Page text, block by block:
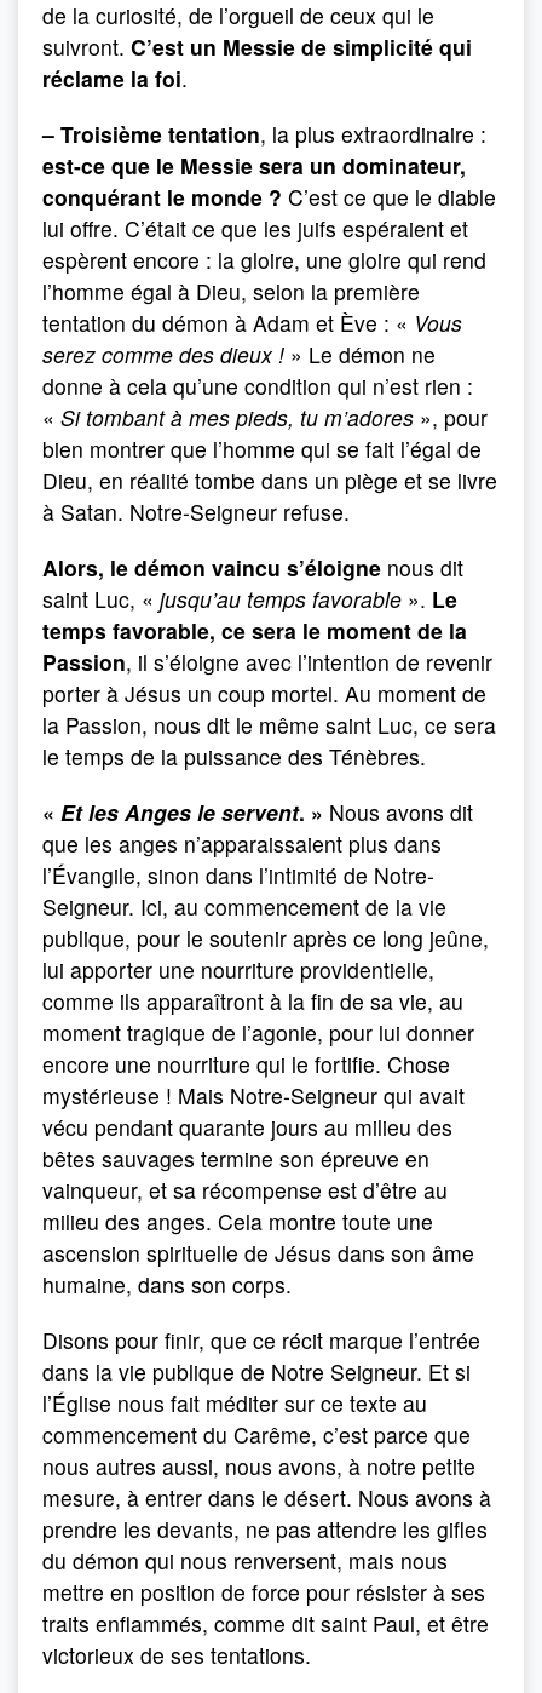
de la curiosité, de l’orgueil de ceux qui le
suivront. C’est un Messie de simplicité qui
réclame la foi.
– Troisième tentation, la plus extraordinaire :
est-ce que le Messie sera un dominateur,
conquérant le monde ? C’est ce que le diable
lui offre. C’était ce que les juifs espéraient et
espèrent encore : la gloire, une gloire qui rend
l’homme égal à Dieu, selon la première
tentation du démon à Adam et Ève : « Vous
serez comme des dieux ! » Le démon ne
donne à cela qu’une condition qui n’est rien :
« Si tombant à mes pieds, tu m’adores », pour
bien montrer que l’homme qui se fait l’égal de
Dieu, en réalité tombe dans un piège et se livre
à Satan. Notre-Seigneur refuse.
Alors, le démon vaincu s’éloigne nous dit
saint Luc, « jusqu’au temps favorable ». Le
temps favorable, ce sera le moment de la
Passion, il s’éloigne avec l’intention de revenir
porter à Jésus un coup mortel. Au moment de
la Passion, nous dit le même saint Luc, ce sera
le temps de la puissance des Ténèbres.
« Et les Anges le servent. » Nous avons dit
que les anges n’apparaissaient plus dans
l’Évangile, sinon dans l’intimité de Notre-
Seigneur. Ici, au commencement de la vie
publique, pour le soutenir après ce long jeûne,
lui apporter une nourriture providentielle,
comme ils apparaîtront à la fin de sa vie, au
moment tragique de l’agonie, pour lui donner
encore une nourriture qui le fortifie. Chose
mystérieuse ! Mais Notre-Seigneur qui avait
vécu pendant quarante jours au milieu des
bêtes sauvages termine son épreuve en
vainqueur, et sa récompense est d’être au
milieu des anges. Cela montre toute une
ascension spirituelle de Jésus dans son âme
humaine, dans son corps.
Disons pour finir, que ce récit marque l’entrée
dans la vie publique de Notre Seigneur. Et si
l’Église nous fait méditer sur ce texte au
commencement du Carême, c’est parce que
nous autres aussi, nous avons, à notre petite
mesure, à entrer dans le désert. Nous avons à
prendre les devants, ne pas attendre les gifles
du démon qui nous renversent, mais nous
mettre en position de force pour résister à ses
traits enflammés, comme dit saint Paul, et être
victorieux de ses tentations.